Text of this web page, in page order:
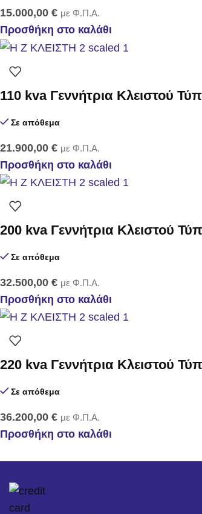
15.000,00 € με Φ.Π.Α.
Προσθήκη στο καλάθι
110 kva Γεννήτρια Κλειστού
Σε απόθεμα
21.900,00 € με Φ.Π.Α.
Προσθήκη στο καλάθι
200 kva Γεννήτρια Κλειστού
Σε απόθεμα
32.500,00 € με Φ.Π.Α.
Προσθήκη στο καλάθι
220 kva Γεννήτρια Κλειστού
Σε απόθεμα
36.200,00 € με Φ.Π.Α.
Προσθήκη στο καλάθι